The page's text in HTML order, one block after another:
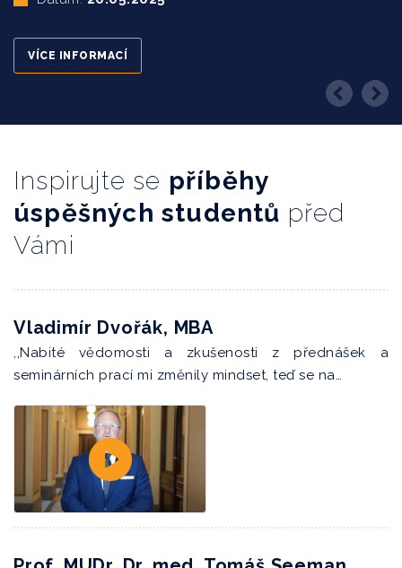
VÍCE INFORMACÍ
Inspirujte se příběhy
úspěšných studentů před
Vámi
Vladimír Dvořák, MBA
,,Nabité vědomosti a zkušenosti z přednášek a
seminárních prací mi změnily mindset, teď se na…